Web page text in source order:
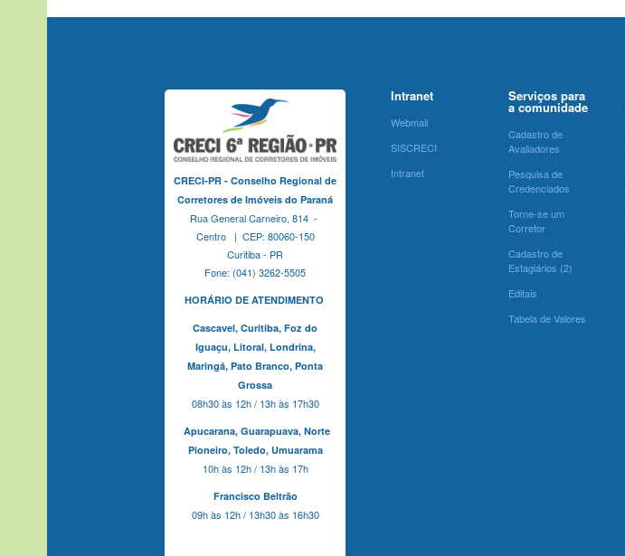
CRECI-PR - Conselho Regional de
Corretores de Imóveis do Paraná
Rua General Carneiro, 814 -
Centro | CEP: 80060-150
Curitiba - PR
Fone: (041) 3262-5505
HORÁRIO DE ATENDIMENTO
Cascavel, Curitiba, Foz do
Iguaçu, Litoral, Londrina,
Maringá, Pato Branco, Ponta
Grossa
08h30 às 12h / 13h às 17h30
Apucarana, Guarapuava, Norte
Pioneiro, Toledo, Umuarama
10h às 12h / 13h às 17h
Francisco Beltrão
09h às 12h / 13h30 às 16h30
Intranet
Webmail
SISCRECI
Intranet
Serviços para
a comunidade
Cadastro de
Avaliadores
Pesquisa de
Credenciados
Torne-se um
Corretor
Cadastro de
Estagiários (2)
Editais
Tabela de Valores